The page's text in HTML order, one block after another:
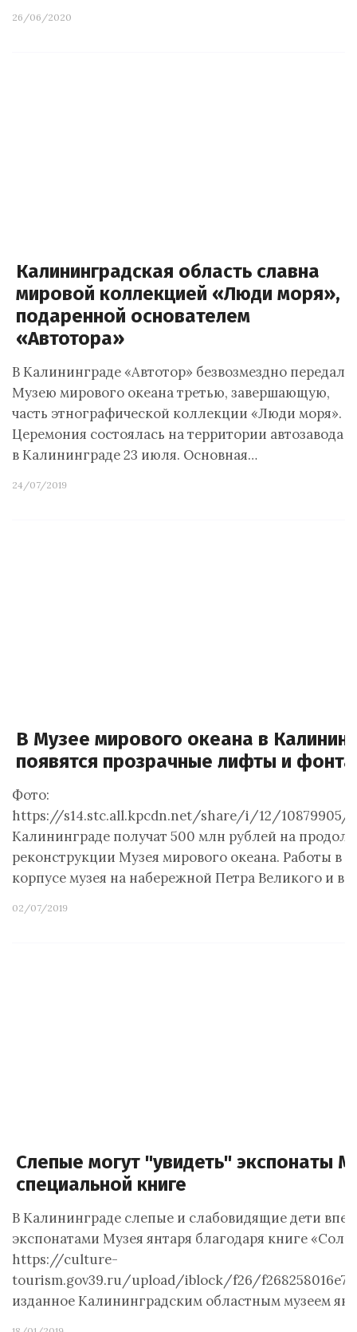
26/06/2020
Калининградская область славна
мировой коллекцией «Люди моря»,
подаренной основателем
«Автотора»
В Калининграде «Автотор» безвозмездно передал
Музею мирового океана третью, завершающую,
часть этнографической коллекции «Люди моря».
Церемония состоялась на территории автозавода
в Калининграде 23 июля. Основная…
24/07/2019
В Музее мирового океана в
появятся прозрачные лифты и
Фото:
https://s14.stc.all.kpcdn.net/share/i/12/10879905/
Калининграде получат 500 млн рублей на
реконструкции Музея мирового океана. Работы в
корпусе музея на набережной Петра Великого и
02/07/2019
Слепые могут "увидеть" экспонаты
специальной книге
В Калининграде слепые и слабовидящие дети
экспонатами Музея янтаря благодаря книге
https://culture-
tourism.gov39.ru/upload/iblock/f26/
изданное Калининградским областным музеем